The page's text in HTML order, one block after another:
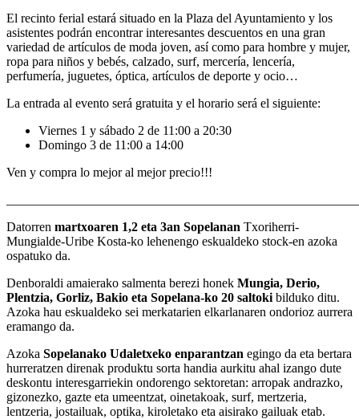
El recinto ferial estará situado en la Plaza del Ayuntamiento y los
asistentes podrán encontrar interesantes descuentos en una gran
variedad de artículos de moda joven, así como para hombre y mujer,
ropa para niños y bebés, calzado, surf, mercería, lencería,
perfumería, juguetes, óptica, artículos de deporte y ocio…
La entrada al evento será gratuita y el horario será el siguiente:
Viernes 1 y sábado 2 de 11:00 a 20:30
Domingo 3 de 11:00 a 14:00
Ven y compra lo mejor al mejor precio!!!
Datorren martxoaren 1,2 eta 3an Sopelanan Txoriherri-
Mungialde-Uribe Kosta-ko lehenengo eskualdeko stock-en azoka
ospatuko da.
Denboraldi amaierako salmenta berezi honek Mungia, Derio,
Plentzia, Gorliz, Bakio eta Sopelana-ko 20 saltoki bilduko ditu.
Azoka hau eskualdeko sei merkatarien elkarlanaren ondorioz aurrera
eramango da.
Azoka Sopelanako Udaletxeko enparantzan egingo da eta bertara
hurreratzen direnak produktu sorta handia aurkitu ahal izango dute
deskontu interesgarriekin ondorengo sektoretan: arropak andrazko,
gizonezko, gazte eta umeentzat, oinetakoak, surf, mertzeria,
lentzeria, jostailuak, optika, kiroletako eta aisirako gailuak etab.